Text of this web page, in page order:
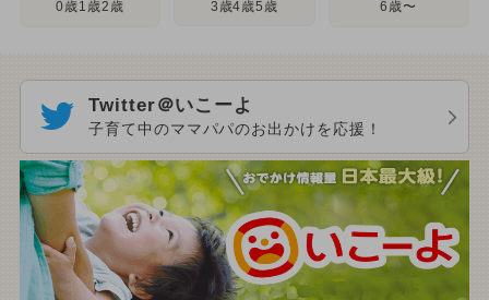
0歳1歳2歳 3歳4歳5歳 6歳〜
Twitter＠いこーよ
子育て中のママパパのお出かけを応援！